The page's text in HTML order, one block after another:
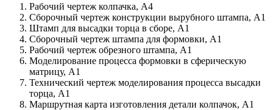
Рабочий чертеж колпачка, А4
Сборочный чертеж конструкции вырубного штампа, А1
Штамп для высадки торца в сборе, А1
Сборочный чертеж штампа для формовки, А1
Рабочий чертеж обрезного штампа, А1
Моделирование процесса формовки в сферическую
матрицу, А1
Технический чертеж моделирования процесса высадки
торца, А1
Маршрутная карта изготовления детали колпачок, А1